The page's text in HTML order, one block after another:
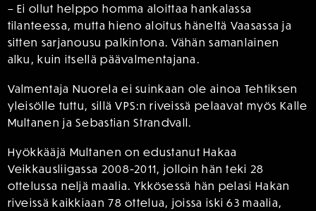
– Ei ollut helppo homma aloittaa hankalassa
tilanteessa, mutta hieno aloitus häneltä Vaasassa ja
sitten sarjanousu palkintona. Vähän samanlainen
alku, kuin itsellä päävalmentajana.
Valmentaja Nuorela ei suinkaan ole ainoa Tehtiksen
yleisölle tuttu, sillä VPS:n riveissä pelaavat myös Kalle
Multanen ja Sebastian Strandvall.
Hyökkääjä Multanen on edustanut Hakaa
Veikkausliigassa 2008-2011, jolloin hän teki 28
ottelussa neljä maalia. Ykkösessä hän pelasi Hakan
riveissä kaikkiaan 78 ottelua, joissa iski 63 maalia,